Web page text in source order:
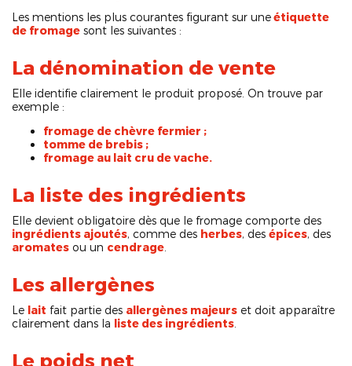
Les mentions les plus courantes figurant sur uneétiquette
de fromage sont les suivantes :
La dénomination de vente
Elle identifie clairement le produit proposé. On trouve par
exemple :
fromage de chèvre fermier ;
tomme de brebis ;
fromage au lait cru de vache.
La liste des ingrédients
Elle devient obligatoire dès que le fromage comporte des
ingrédients ajoutés, comme des herbes, des épices, des
aromates ou un cendrage
Les allergènes
Le lait fait partie des allergènes majeurs et doit apparaître
clairement dans la liste des ingrédients
Le poids net